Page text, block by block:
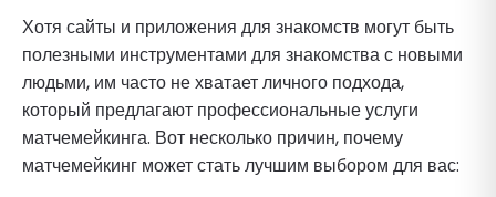
Хотя сайты и приложения для знакомств могут быть
полезными инструментами для знакомства с новыми
людьми, им часто не хватает личного подхода,
который предлагают профессиональные услуги
матчемейкинга. Вот несколько причин, почему
матчемейкинг может стать лучшим выбором для вас: